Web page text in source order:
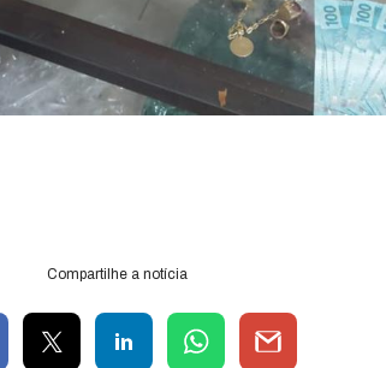
Compartilhe a notícia